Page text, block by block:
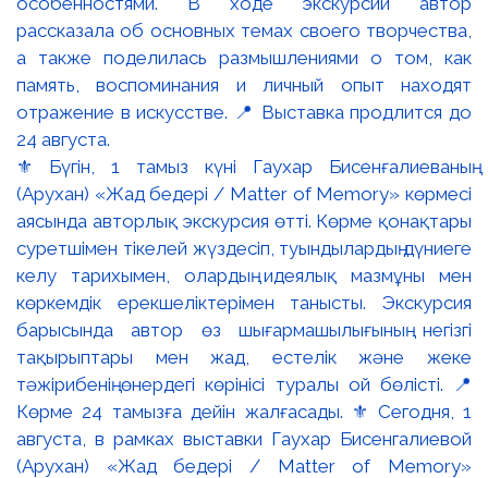
⚜️ Бүгін, 1 тамыз күні Гаухар Бисенғалиеваның
(Арухан) «Жад бедері / Matter of Memory» көрмесі
аясында авторлық экскурсия өтті. Көрме қонақтары
суретшімен тікелей жүздесіп, туындылардың дүниеге
келу тарихымен, олардың идеялық мазмұны мен
көркемдік ерекшеліктерімен танысты. Экскурсия
барысында автор өз шығармашылығының негізгі
тақырыптары мен жад, естелік және жеке
тәжірибенің өнердегі көрінісі туралы ой бөлісті. 📍
Көрме 24 тамызға дейін жалғасады. ⚜️ Сегодня, 1
августа, в рамках выставки Гаухар Бисенгалиевой
(Арухан) «Жад бедері / Matter of Memory»